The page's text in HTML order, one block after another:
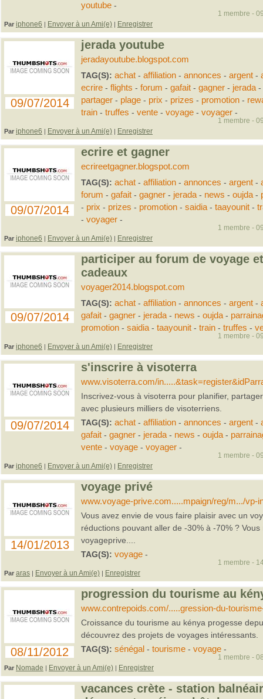
youtube-
Par iphone6 | Envoyer à un Ami(e) | Enregistrer
1 membre -
09/07/2014
jerada youtube
jeradayoutube.blogspot.com
TAG(S): achat- affiliation- annonces - argent-
ecrire- flights - forum - gafait- gagner- jerada-
partager- plage- prix - prizes - promotion-
train- truffes - vente- voyage- voyager-
Par iphone6 | Envoyer à un Ami(e) | Enregistrer
1 membre -
09/07/2014
ecrire et gagner
ecrireetgagner.blogspot.com
TAG(S): achat- affiliation- annonces - argent-
forum - gafait- gagner- jerada- news - oujda-
- prix - prizes - promotion- saidia- taayounit-
- voyager-
Par iphone6 | Envoyer à un Ami(e) | Enregistrer
1 membre -
09/07/2014
participer au forum de voyage
cadeaux
voyager2014.blogspot.com
TAG(S): achat- affiliation- annonces - argent-
gafait- gagner- jerada- news - oujda-
promotion- saidia- taayounit- train- truffes -
Par iphone6 | Envoyer à un Ami(e) | Enregistrer
1 membre -
09/07/2014
s'inscrire à visoterra
www.visoterra.com/
Inscrivez-vous à visoterra pour planifier,
avec plusieurs milliers de visoterriens.
TAG(S): achat- affiliation- annonces - argent-
gafait- gagner- jerada- news - oujda-
vente- voyage- voyager-
Par iphone6 | Envoyer à un Ami(e) | Enregistrer
1 membre -
14/01/2013
voyage privé
www.voyage-prive.com.....mpaign/reg/m.../vp-
Vous avez envie de vous faire plaisir avec un
réductions pouvant aller de -30% à -70% ?
voyageprive....
TAG(S): voyage-
Par aras | Envoyer à un Ami(e) | Enregistrer
1 membre -
08/11/2012
progression du tourisme au
www.contrepoids.com/.....gression-du-
Croissance du tourisme au kénya progesse
découvrez des projets de voyages intéressants.
TAG(S): sénégal - tourisme- voyage-
Par Nomade | Envoyer à un Ami(e) | Enregistrer
1 membre -
vacances crète - station